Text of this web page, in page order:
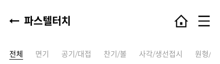
파스텔터치
전체 면기 공기/대접 찬기/볼 사각/생선접시 원형/타